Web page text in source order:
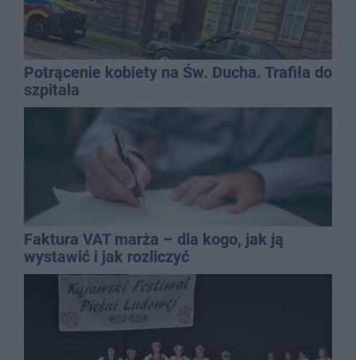
Potrącenie kobiety na Św. Ducha. Trafiła do
szpitala
Faktura VAT marża – dla kogo, jak ją
wystawić i jak rozliczyć